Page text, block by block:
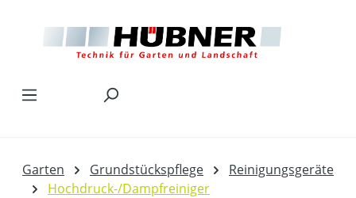
Garten Grundstückspflege
Reinigungsgeräte
Hochdruck-/Dampfreiniger